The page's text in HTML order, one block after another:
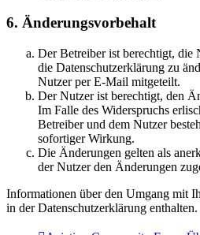
6. Änderungsvorbehalt
Der Betreiber ist berechtigt, die
die Datenschutzerklärung zu
Nutzer per E-Mail mitgeteilt.
Der Nutzer ist berechtigt, den
Im Falle des Widerspruchs
Betreiber und dem Nutzer
sofortiger Wirkung.
Die Änderungen gelten als
der Nutzer den Änderungen
Informationen über den Umgang mit
in der Datenschutzerklärung enthalten.